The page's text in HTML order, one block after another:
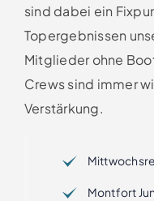
sind dabei ein
Topergebnissen
Mitglieder ohne
Crews sind immer
Verstärkung.
Montfort